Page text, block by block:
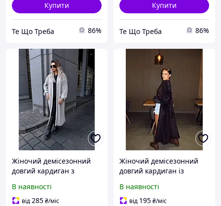
Купити
Те Що Треба 86%
Купити
Те Що Треба 86%
Жіночий демісезонний
довгий кардиган з
універсальний
В наявності
від285₴/міс
Жіночий демісезонний
довгий кардиган із
розмір універсальний 42-
48
В наявності
від 195₴/міс